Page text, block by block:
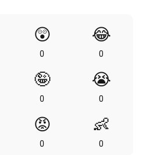
😲
0
😂
0
🤪
0
😭
0
😡
0
👶
0